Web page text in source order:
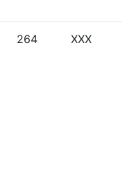
264 XXX